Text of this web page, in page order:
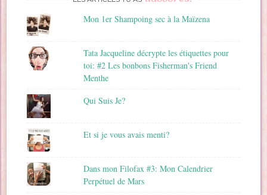
Mon 1er Shampoing sec à la Maïzena
Tata Jacqueline décrypte les étiquettes pour
toi: #2 Les bonbons Fisherman's Friend
Menthe
Qui Suis Je?
Et si je vous avais menti?
Dans mon Filofax #3: Mon Calendrier
Perpétuel de Mars